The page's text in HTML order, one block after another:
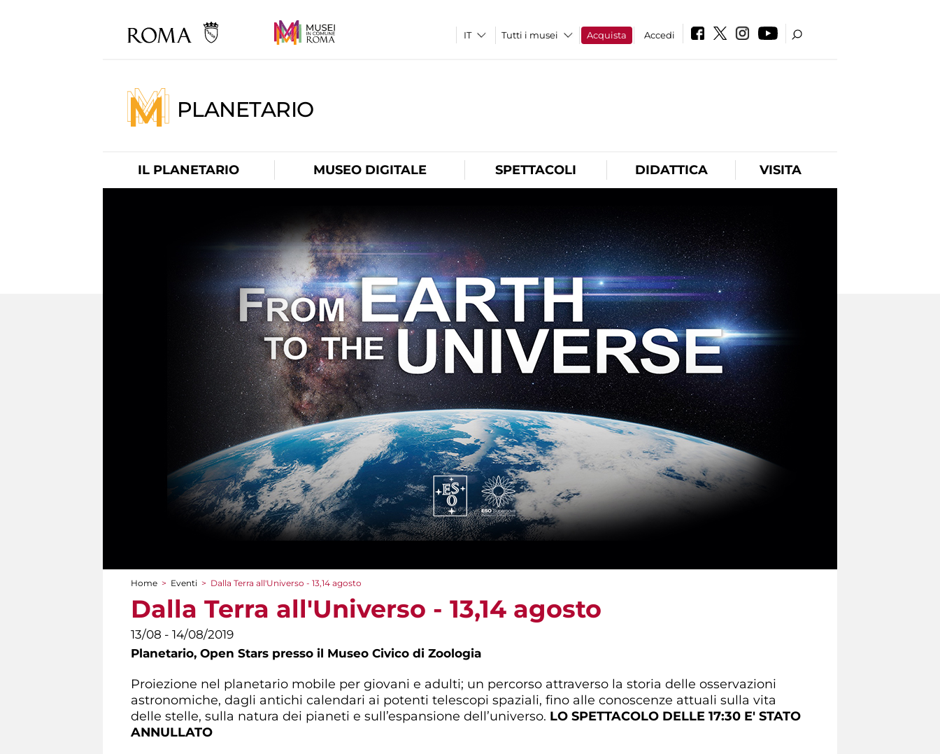
Tutti i musei Acquista Accedi
PLANETARIO
IL PLANETARIO MUSEO DIGITALE SPETTACOLI DIDATTICA VISITA
Tu sei qui
Home > Eventi > Dalla Terra all'Universo - 13,14 agosto
Dalla Terra all'Universo - 13,14 agosto
13/08 - 14/08/2019
Planetario, Open Stars presso il Museo Civico di Zoologia
Proiezione nel planetario mobile per giovani e adulti; un percorso attraverso la storia delle osservazioni
astronomiche, dagli antichi calendari ai potenti telescopi spaziali, fino alle conoscenze attuali sulla vita
delle stelle, sulla natura dei pianeti e sull’espansione dell’universo. LO SPETTACOLO DELLE 17:30 E' STATO
ANNULLATO